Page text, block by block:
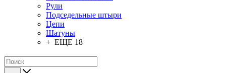
Рули
Подседельные штыри
Цепи
Шатуны
+ ЕЩЕ 18